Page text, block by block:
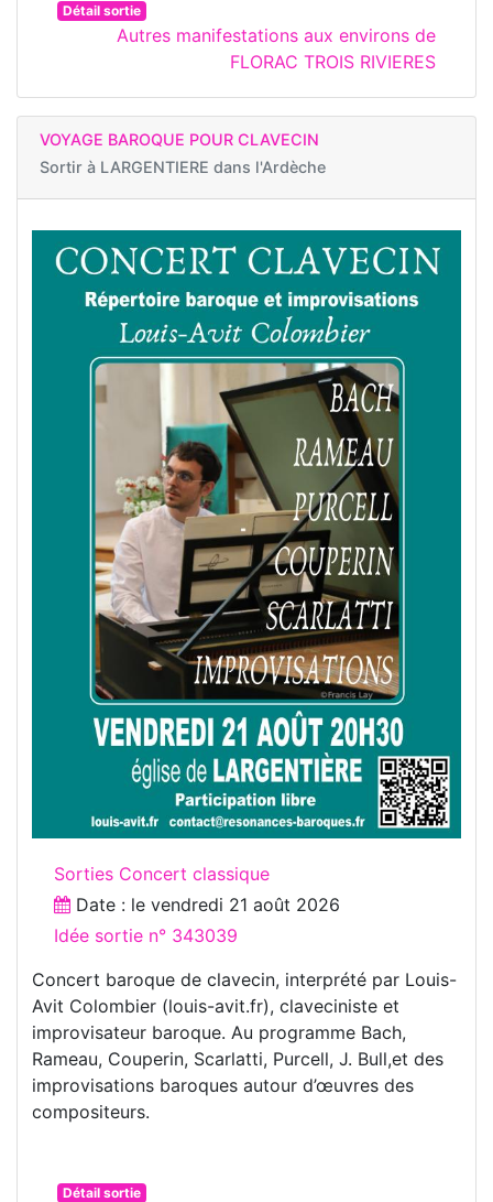
Détail sortie
Autres manifestations aux environs de
FLORAC TROIS RIVIERES
VOYAGE BAROQUE POUR CLAVECIN
Sortir à LARGENTIERE dans l'Ardèche
Sorties Concert classique
Date : le vendredi 21 août 2026
Idée sortie n° 343039
Concert baroque de clavecin, interprété par Louis-
Avit Colombier (louis-avit.fr), claveciniste et
improvisateur baroque. Au programme Bach,
Rameau, Couperin, Scarlatti, Purcell, J. Bull,et des
improvisations baroques autour d’œuvres des
compositeurs.
Détail sortie